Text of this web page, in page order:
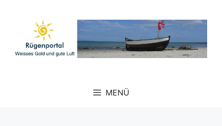
springen
MENÜ